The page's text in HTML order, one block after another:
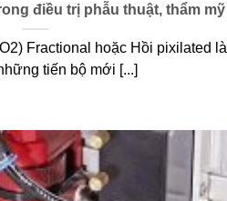
điều trị phẫu thuật, thẩm mỹ
Fractional hoặc Hồi pixilated là
tiến bộ mới [...]